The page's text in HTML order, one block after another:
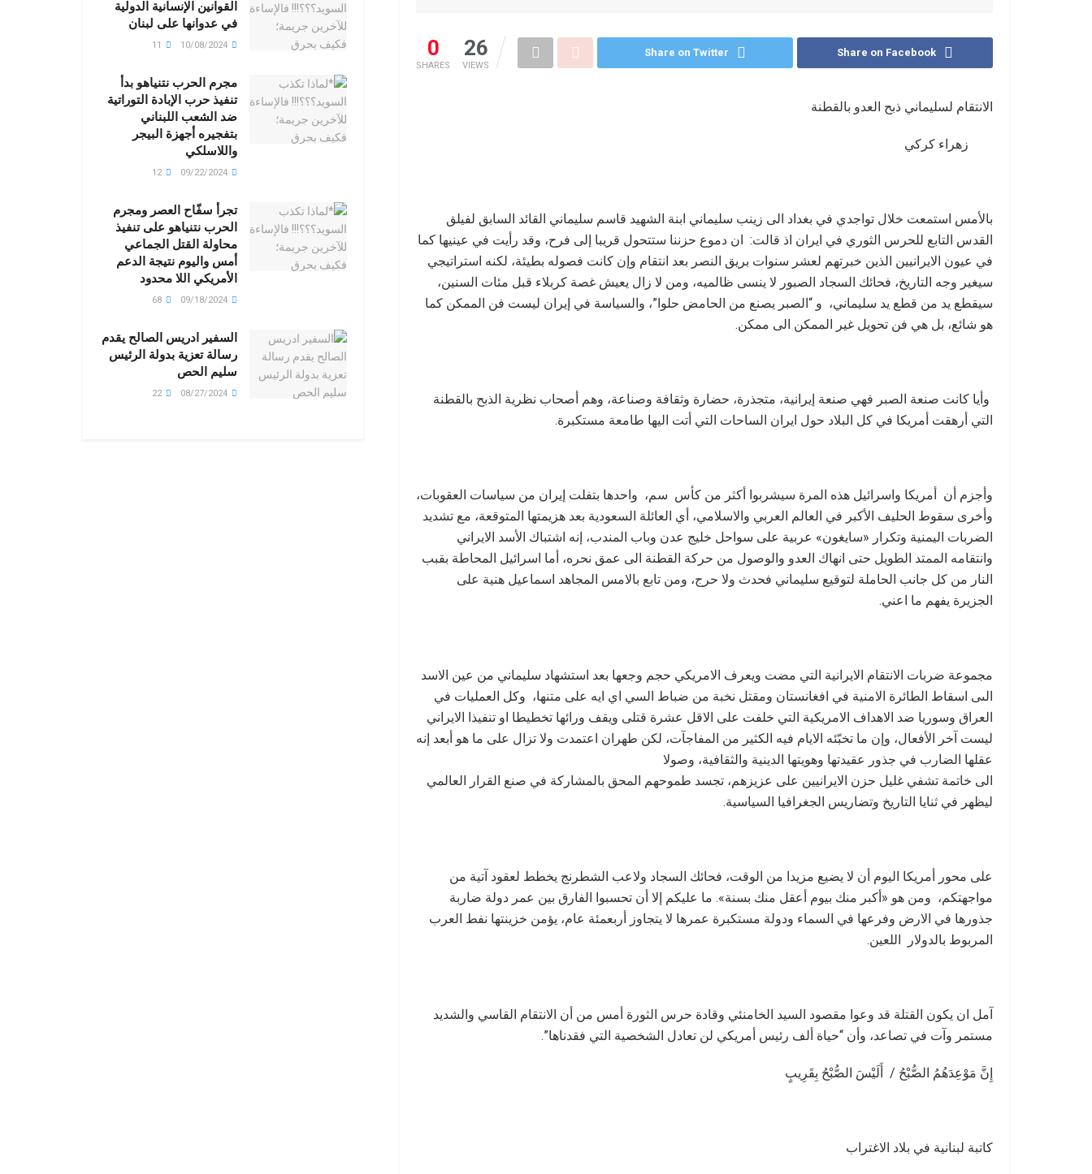
0
SHARES
26
VIEWS
Share on Facebook
Share on Twitter
الانتقام لسليماني ذبح العدو بالقطنة
زهراء كركي
بالأمس استمعت خلال تواجدي في بغداد الى زينب سليماني ابنة الشهيد قاسم سليماني القائد السابق لفيلق
القدس التابع للحرس الثوري في ايران اذ قالت: ان دموع حزننا ستتحول قريبا إلى فرح، وقد رأيت في عينيها كما
في عيون الايرانيين الذين خبرتهم لعشر سنوات بريق النصر بعد انتقام وإن كانت فصوله بطيئة، لكنه استراتيجي
سيغير وجه التاريخ، فحائك السجاد الصبور لا ينسى ظالميه، ومن لا زال يعيش غصة كربلاء قبل مئات السنين،
سيقطع يد من قطع يد سليماني، و “الصبر يصنع من الحامض حلوا”، والسياسة في إيران ليست فن الممكن كما
هو شائع، بل هي فن تحويل غير الممكن الى ممكن.
وأيا كانت صنعة الصبر فهي صنعة إيرانية، متجذرة، حضارة وثقافة وصناعة، وهم أصحاب نظرية الذبح بالقطنة
التي أرهقت أمريكا في كل البلاد حول ايران الساحات التي أتت اليها طامعة مستكبرة.
وأجزم أن أمريكا واسرائيل هذه المرة سيشربوا أكثر من كأس سم، واحدها بتفلت إيران من سياسات العقوبات،
وأخرى سقوط الحليف الأكبر في العالم العربي والاسلامي، أي العائلة السعودية بعد هزيمتها المتوقعة، مع تشديد
الضربات اليمنية وتكرار «سايغون» عربية على سواحل خليج عدن وباب المندب، إنه اشتباك الأسد الايراني
وانتقامه الممتد الطويل حتى انهاك العدو والوصول من حركة القطنة الى عمق نحره، أما اسرائيل المحاطة بقبب
النار من كل جانب الحاملة لتوقيع سليماني فحدث ولا حرج، ومن تابع بالامس المجاهد اسماعيل هنية على
الجزيرة يفهم ما اعني.
مجموعة ضربات الانتقام الايرانية التي مضت ويعرف الامريكي حجم وجعها بعد استشهاد سليماني من عين الاسد
الىى اسقاط الطائرة الامنية في افغانستان ومقتل نخبة من ضباط السي اي ايه على متنها، وكل العمليات في
العراق وسوريا ضد الاهداف الامريكية التي خلفت على الاقل عشرة قتلى ويقف ورائها تخطيطا او تنفيذا الايراني
ليست آخر الأفعال، وإن ما تخبّئه الايام فيه الكثير من المفاجآت، لكن طهران اعتمدت ولا تزال على ما هو أبعد إنه
عقلها الضارب في جذور عقيدتها وهويتها الدينية والثقافية، وصولا
الى خاتمة تشفي غليل حزن الايرانيين على عزيزهم، تجسد طموحهم المحق بالمشاركة في صنع القرار العالمي
ليظهر في ثنايا التاريخ وتضاريس الجغرافيا السياسية.
على محور أمريكا اليوم أن لا يضيع مزيدا من الوقت، فحائك السجاد ولاعب الشطرنج يخطط لعقود آتية من
مواجهتكم، ومن هو «أكبر منك بيوم أعقل منك بسنة». ما عليكم إلا أن تحسبوا الفارق بين عمر دولة ضاربة
جذورها في الارض وفرعها في السماء ودولة مستكبرة عمرها لا يتجاوز أربعمئة عام، يؤمن خزينتها نفط العرب
المربوط بالدولار اللعين.
آمل ان يكون القتلة قد وعوا مقصود السيد الخامنئي وقادة حرس الثورة أمس من أن الانتقام القاسي والشديد
مستمر وآت في تصاعد، وأن “حياة ألف رئيس أمريكي لن تعادل الشخصية التي فقدناها”.
إِنَّ مَوْعِدَهُمُ الصُّبْحُ / أَلَيْسَ الصُّبْحُ بِقَرِيبٍ
كاتبة لبنانية في بلاد الاغتراب
القوانين الإنسانية الدولية
في عدوانها على لبنان
مجرم الحرب نتنياهو بدأ
تنفيذ حرب الإبادة التوراتية
ضد الشعب اللبناني
بتفجيره أجهزة البيجر
واللاسلكي
تجرأ سفّاح العصر ومجرم
الحرب نتنياهو على تنفيذ
محاولة القتل الجماعي
أمس واليوم نتيجة الدعم
الأمريكي اللا محدود
السفير ادريس الصالح يقدم
رسالة تعزية بدولة الرئيس
سليم الحص